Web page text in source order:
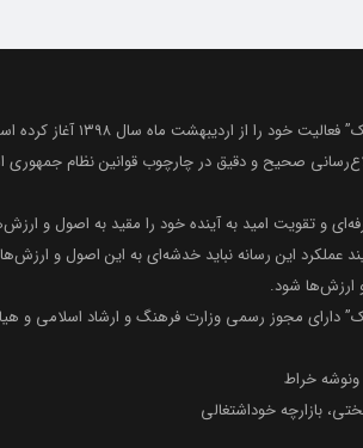
خود را از اردیبهشت ماه سال ۱۳۹۸ آغاز کرده است.
صحیح و دقیق در چارچوب قوانین نظام جمهوری
و تقویت امید به آینده خود را مقید به اصول و
عملکرد این رسانه نباید خدشه‌ای به این اصول و ارزش‌ها
ارزش‌ها شود.
دارای مجوز رسمی وزارت فرهنگ و ارشاد اسلامی و
خراط
بازارچه خوداشتغالی